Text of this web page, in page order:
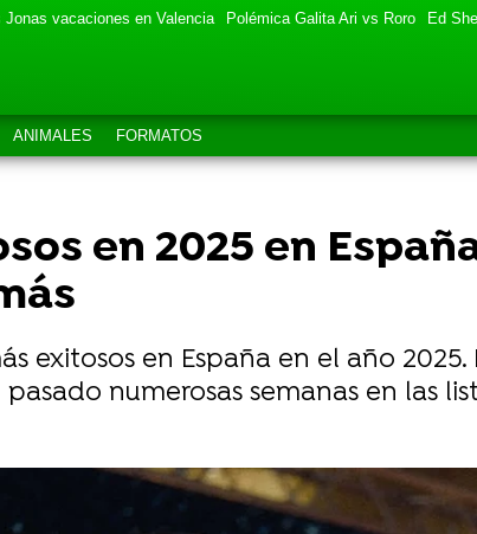
Jonas vacaciones en Valencia Polémica Galita Ari vs Roro Ed
ANIMALES FORMATOS
en 2025 en
exitosos en España en el año
numerosas semanas en las